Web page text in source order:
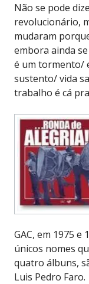
Não se pode
revolucionário,
mudaram
embora ainda
é um tormento/
sustento/ vida
trabalho é cá
GAC, em 1975 e
únicos nomes
quatro álbuns,
Luis Pedro Faro.